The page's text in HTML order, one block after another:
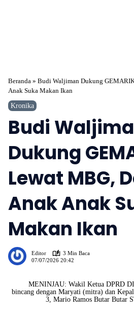
Beranda » Budi Waljiman Dukung
Anak Suka Makan Ikan
Kronika
Budi
Dukung
Lewat MBG,
Anak Anak
Makan Ikan
Editor
3 Min Baca
07/07/2026 20:42
MENINJAU: Wakil Ketua DPRD
bincang dengan Maryati (mitra) dan
3, Mario Ramos Butar Butar